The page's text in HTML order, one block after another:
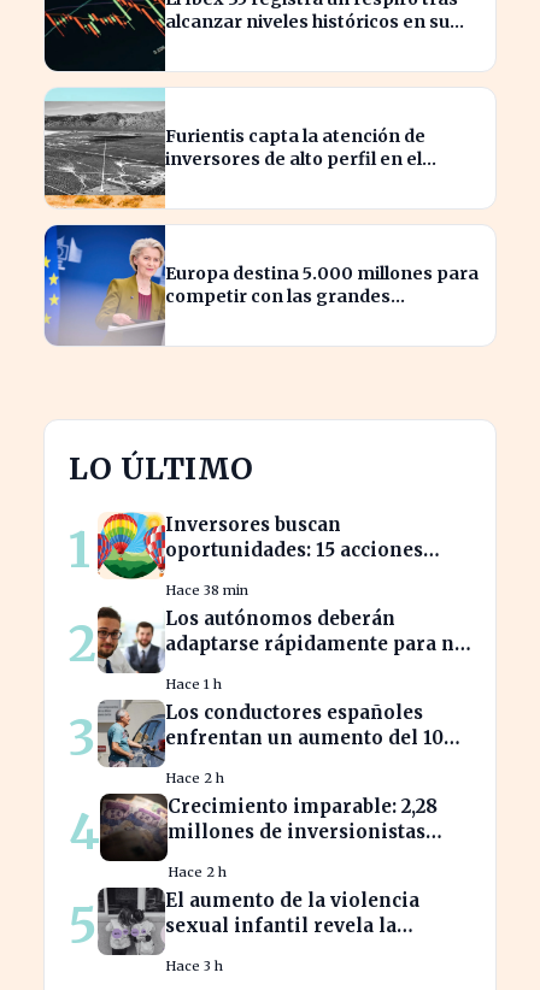
alcanzar niveles históricos en su
Furientis capta la atención de
inversores de alto perfil en el
Europa destina 5.000 millones para
competir con las grandes
LO ÚLTIMO
1
Inversores buscan
oportunidades: 15 acciones
bursátil
Hace 38 min
2
Los autónomos deberán
adaptarse rápidamente para no
nóminas
Hace 1 h
3
Los conductores españoles
enfrentan un aumento del 10%
desde marzo
Hace 2 h
4
Crecimiento imparable: 2,28
millones de inversionistas
de $123,7 billones
Hace 2 h
5
El aumento de la violencia
sexual infantil revela la
familiar
Hace 3 h